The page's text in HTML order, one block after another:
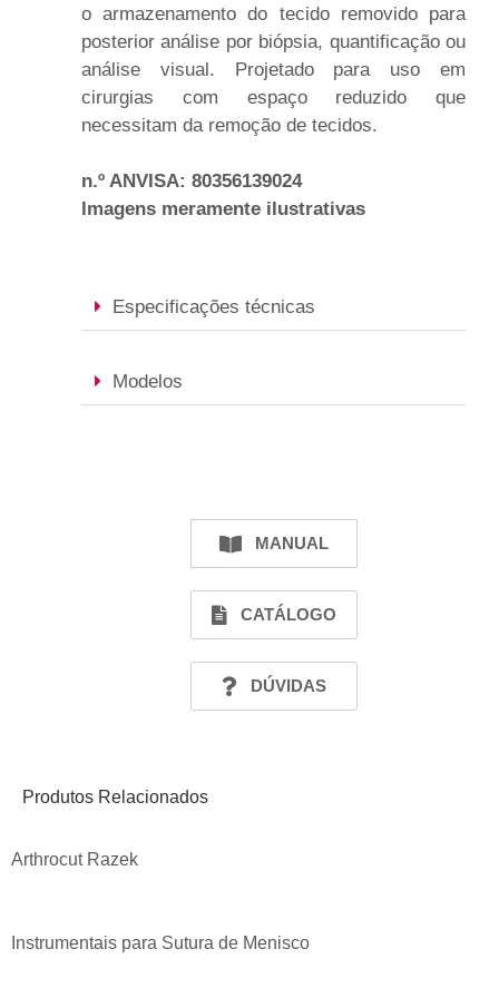
o armazenamento do tecido removido para
posterior análise por biópsia, quantificação ou
análise visual. Projetado para uso em
cirurgias com espaço reduzido que
necessitam da remoção de tecidos.
n.º ANVISA: 80356139024
Imagens meramente ilustrativas
Especificações técnicas
Modelos
MANUAL
CATÁLOGO
DÚVIDAS
Produtos Relacionados
Arthrocut Razek
Instrumentais para Sutura de Menisco